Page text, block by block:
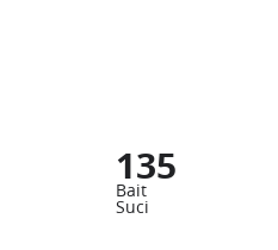
135
Bait
Suci